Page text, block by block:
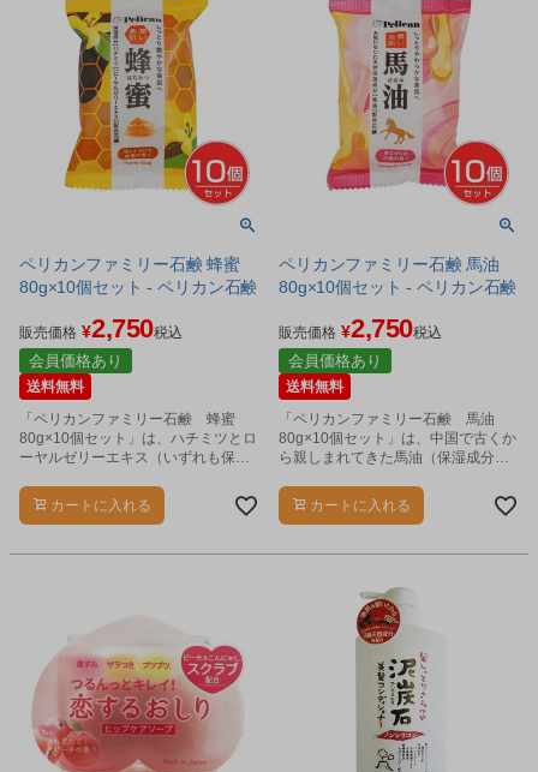
ペリカンファミリー石鹸 蜂蜜
80g×10個セット - ペリカン石鹸
販売価格 ¥2,750税込
会員価格あり
送料無料
「ペリカンファミリー石鹸 蜂蜜
80g×10個セット」は、ハチミツとロ
ーヤルゼリーエキス（いずれも保湿
カートに入れる
ペリカンファミリー石鹸 馬油
80g×10個セット - ペリカン石鹸
販売価格 ¥2,750税込
会員価格あり
送料無料
「ペリカンファミリー石鹸 馬油
80g×10個セット」は、中国で古くか
ら親しまれてきた馬油（保湿成分）
カートに入れる